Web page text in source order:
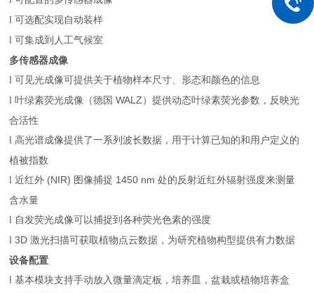
l可选配实现自动装样
l可集成到人工气候室
多传感器成像
l可见光成像可提供关于植物样本尺寸、形态和颜色的信息
l叶绿素荧光成像（德国 WALZ）提供动态叶绿素荧光参数，反映光
合活性
l高光谱成像提供了一系列波长数据，用于计算已知的和用户定义的
植被指数
l近红外 (NIR) 图像捕捉 1450 nm 处的反射近红外辐射强度来测量
含水量
l 自发荧光成像可以捕捉到各种荧光色素的强度
l3D 激光扫描可获取植物点云数据，为研究植物构型提供有力数据
设备配置
l基本模块支持手动放入微量滴定板，培养皿，盆栽或植物培养盒